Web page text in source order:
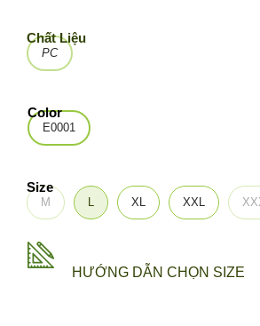
M L XL XXL
Size
PC
Chất Liệu
E0001
Color
HƯỚNG DẪN CHỌN SIZE